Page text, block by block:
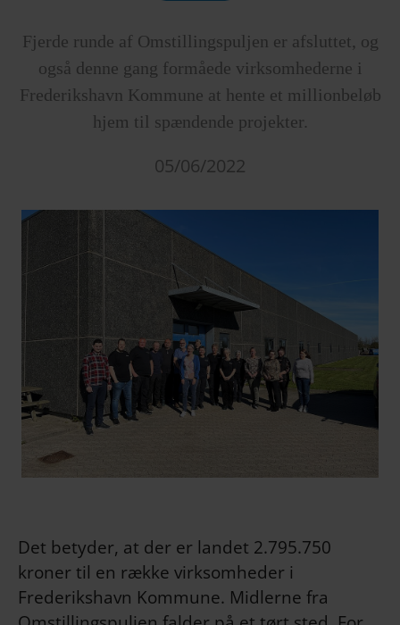
Fjerde runde af Omstillingspuljen er afsluttet, og
også denne gang formåede virksomhederne i
Frederikshavn Kommune at hente et millionbeløb
hjem til spændende projekter.
05/06/2022
Det betyder, at der er landet 2.795.750
kroner til en række virksomheder i
Frederikshavn Kommune. Midlerne fra